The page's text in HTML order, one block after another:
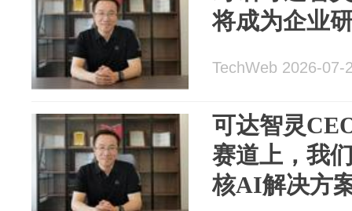
将成为企业
TechWeb 2026-07-
可达智灵
赛道上，我
核AI解决方